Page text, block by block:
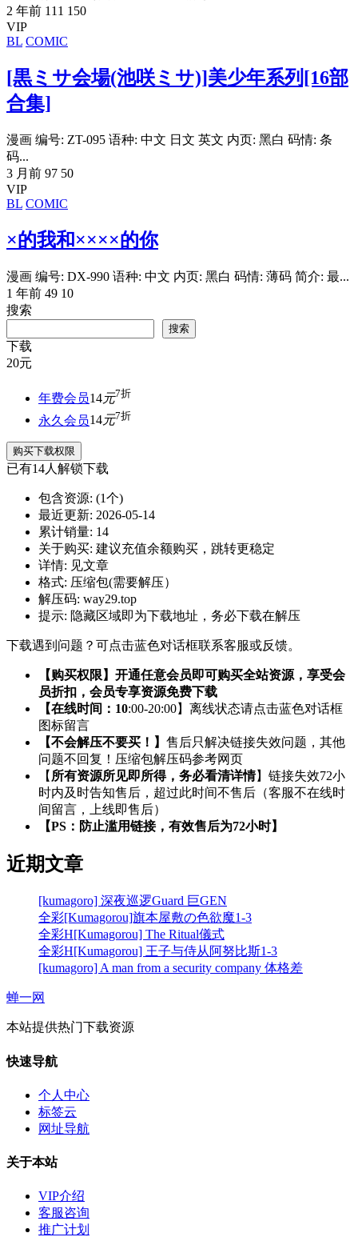
2 年前 111 150
VIP
BL COMIC
[黒ミサ会場(池咲ミサ)]美少年系列[16部
合集]
漫画 编号: ZT-095 语种: 中文 日文 英文 内页: 黑白 码情: 条
码...
3 月前 97 50
VIP
BL COMIC
×的我和××××的你
漫画 编号: DX-990 语种: 中文 内页: 黑白 码情: 薄码 简介: 最...
1 年前 49 10
搜索
搜索
下载
20元
年费会员14元7折
永久会员14元7折
购买下载权限
已有14人解锁下载
包含资源: (1个)
最近更新: 2026-05-14
累计销量: 14
关于购买: 建议充值余额购买，跳转更稳定
详情: 见文章
格式: 压缩包(需要解压）
解压码: way29.top
提示: 隐藏区域即为下载地址，务必下载在解压
下载遇到问题？可点击蓝色对话框联系客服或反馈。
【购买权限】开通任意会员即可购买全站资源，享受会
员折扣，会员专享资源免费下载
【在线时间：10:00-20:00】离线状态请点击蓝色对话框
图标留言
【不会解压不要买！】 售后只解决链接失效问题，其他
问题不回复！压缩包解压码参考网页
【 所有资源所见即所得，务必看清详情】链接失效72小
时内及时告知售后，超过此时间不售后（客服不在线时
间留言，上线即售后）
【PS：防止滥用链接，有效售后为72小时】
近期文章
[kumagoro] 深夜巡逻Guard 巨GEN
全彩[Kumagorou]旗本屋敷の色欲魔1-3
全彩H[Kumagorou] The Ritual儀式
全彩H[Kumagorou] 王子与侍从阿努比斯1-3
[kumagoro] A man from a security company 体格差
蝉一网
本站提供热门下载资源
快速导航
个人中心
标签云
网址导航
关于本站
VIP介绍
客服咨询
推广计划